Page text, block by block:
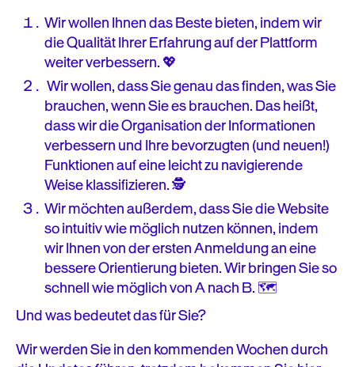
Wir wollen Ihnen das Beste bieten, indem wir
die Qualität Ihrer Erfahrung auf der Plattform
weiter verbessern. 💖
Wir wollen, dass Sie genau das finden, was Sie
brauchen, wenn Sie es brauchen. Das heißt,
dass wir die Organisation der Informationen
verbessern und Ihre bevorzugten (und neuen!)
Funktionen auf eine leicht zu navigierende
Weise klassifizieren. 🕵️
Wir möchten außerdem, dass Sie die Website
so intuitiv wie möglich nutzen können, indem
wir Ihnen von der ersten Anmeldung an eine
bessere Orientierung bieten. Wir bringen Sie so
schnell wie möglich von A nach B. 🗺
Und was bedeutet das für Sie?
Wir werden Sie in den kommenden Wochen durch